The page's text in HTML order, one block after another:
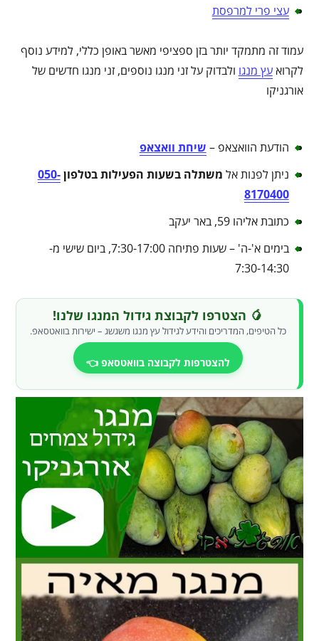
עצי פרי למרפסת
עמוד זה מתמקד יותר בזן ספציפי מאשר באופן כללי, למידע נוסף
לקרואעץ מנגו ולבדוק על זני מנגו נוספים, זני מנגו חדשים של
אורגניקו
הודעת הוואצאפ – שיחת וואצאפ
ניתן לפנות אל משתלה בשעות הפעילות בטלפון050-
8170400
כתובת אליהו 59, באר יעקב
בימים א'-ה' – שעות פתיחה 7:30-17:00, ביום שישי מ-
7:30-14:30
🥭 הצטרפו לקבוצת גידול המנגו שלנו!
כל הטיפים, המדריכים והידע לגידול עץ מנגו משגשג – ישירות בוואטסאפ.
להצטרפות לקבוצה בוואטסאפ 👈